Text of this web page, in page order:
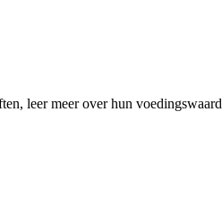
leer meer over hun